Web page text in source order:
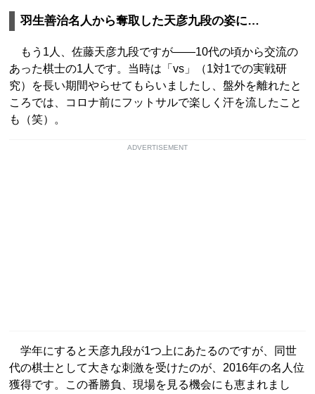
羽生善治名人から奪取した天彦九段の姿に…
もう1人、佐藤天彦九段ですが――10代の頃から交流の
あった棋士の1人です。当時は「vs」（1対1での実戦研
究）を長い期間やらせてもらいましたし、盤外を離れたと
ころでは、コロナ前にフットサルで楽しく汗を流したこと
も（笑）。
ADVERTISEMENT
学年にすると天彦九段が1つ上にあたるのですが、同世
代の棋士として大きな刺激を受けたのが、2016年の名人位
獲得です。この番勝負、現場を見る機会にも恵まれまし